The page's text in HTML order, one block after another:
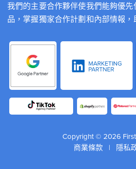
我們的主要合作夥伴使我們能夠優
品，掌握獨家合作計劃和內部情報，
Copyright © 2026
商業條款
| 隱私